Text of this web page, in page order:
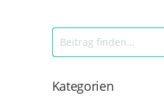
Kategorien